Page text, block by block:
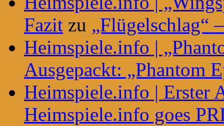
Fazit zu „Flügelschlag“
Heimspiele.info |
Ausgepackt: „Phantom
Heimspiele.info | Erster
Heimspiele.info goes